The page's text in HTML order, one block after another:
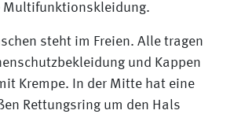
Multifunktionskleidung.